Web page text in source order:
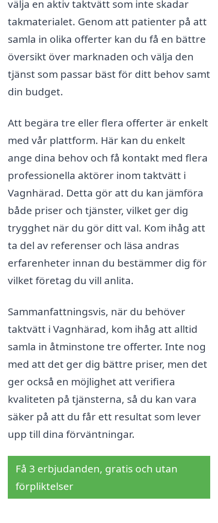
välja en aktiv taktvätt som inte skadar
takmaterialet. Genom att patienter på att
samla in olika offerter kan du få en bättre
översikt över marknaden och välja den
tjänst som passar bäst för ditt behov samt
din budget.
Att begära tre eller flera offerter är enkelt
med vår plattform. Här kan du enkelt
ange dina behov och få kontakt med flera
professionella aktörer inom taktvätt i
Vagnhärad. Detta gör att du kan jämföra
både priser och tjänster, vilket ger dig
trygghet när du gör ditt val. Kom ihåg att
ta del av referenser och läsa andras
erfarenheter innan du bestämmer dig för
vilket företag du vill anlita.
Sammanfattningsvis, när du behöver
taktvätt i Vagnhärad, kom ihåg att alltid
samla in åtminstone tre offerter. Inte nog
med att det ger dig bättre priser, men det
ger också en möjlighet att verifiera
kvaliteten på tjänsterna, så du kan vara
säker på att du får ett resultat som lever
upp till dina förväntningar.
Få 3 erbjudanden, gratis och utan
förpliktelser